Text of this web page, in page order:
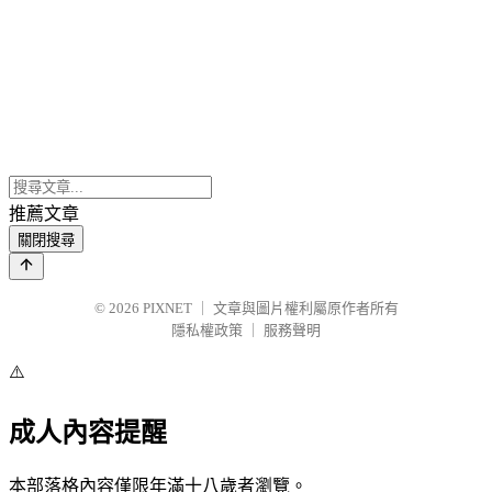
推薦文章
關閉搜尋
© 2026 PIXNET
文章與圖片權利屬原作者所有
隱私權政策
服務聲明
⚠️
成人內容提醒
本部落格內容僅限年滿十八歲者瀏覽。